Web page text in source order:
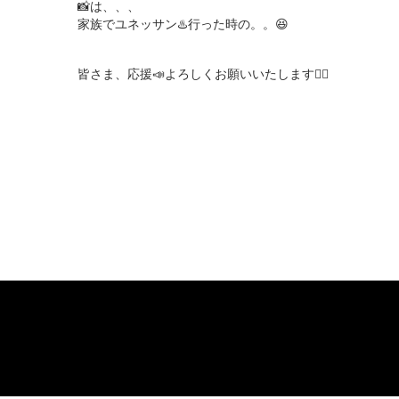
📸は、、、
家族でユネッサン♨️行った時の。。😆
皆さま、応援📣よろしくお願いいたします🙇‍♀️